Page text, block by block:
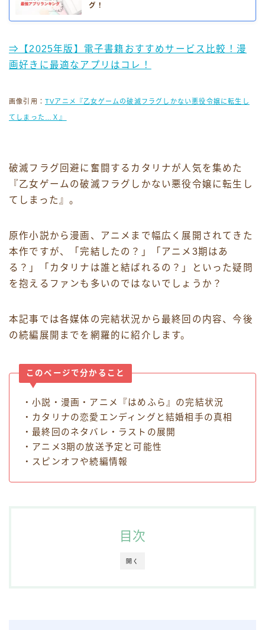
グ！
⇒【2025年版】電子書籍おすすめサービス比較！漫
画好きに最適なアプリはコレ！
画像引用： TVアニメ『乙女ゲームの破滅フラグしかない悪役令嬢に転生し
てしまった…Ｘ』
破滅フラグ回避に奮闘するカタリナが人気を集めた
『乙女ゲームの破滅フラグしかない悪役令嬢に転生し
てしまった』。
原作小説から漫画、アニメまで幅広く展開されてきた
本作ですが、「完結したの？」「アニメ3期はあ
る？」「カタリナは誰と結ばれるの？」といった疑問
を抱えるファンも多いのではないでしょうか？
本記事では各媒体の完結状況から最終回の内容、今後
の続編展開までを網羅的に紹介します。
このページで分かること
・小説・漫画・アニメ『はめふら』の完結状況
・カタリナの恋愛エンディングと結婚相手の真相
・最終回のネタバレ・ラストの展開
・アニメ3期の放送予定と可能性
・スピンオフや続編情報
開く
目次